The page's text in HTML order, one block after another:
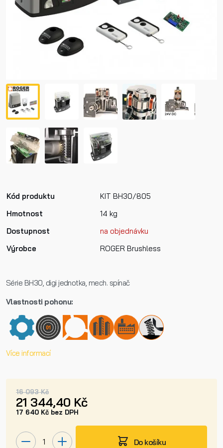
Kód produktu
KIT BH30/805
Hmotnost
14 kg
Dostupnost
na objednávku
Výrobce
ROGER Brushless
Série BH30, digi jednotka, mech. spínač
Vlastnosti pohonu:
Více informací
16 093 Kč
21 344,40 Kč
17 640 Kč bez DPH
Do košíku